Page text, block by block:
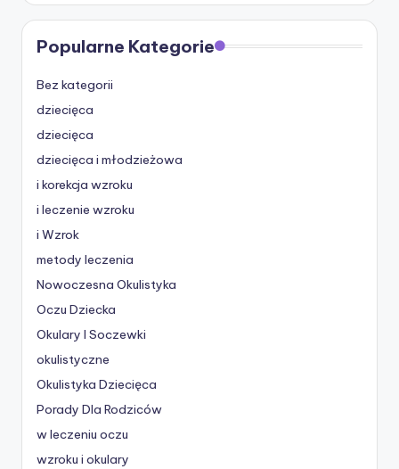
Popularne Kategorie
Bez kategorii
dziecięca
dziecięca
dziecięca i młodzieżowa
i korekcja wzroku
i leczenie wzroku
i Wzrok
metody leczenia
Nowoczesna Okulistyka
Oczu Dziecka
Okulary I Soczewki
okulistyczne
Okulistyka Dziecięca
Porady Dla Rodziców
w leczeniu oczu
wzroku i okulary